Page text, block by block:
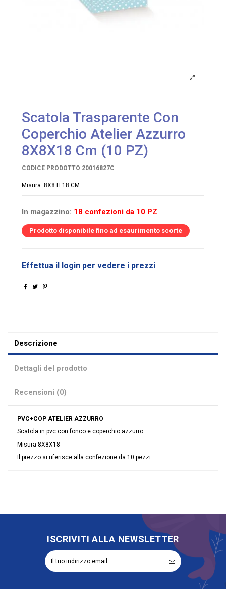
Scatola Trasparente Con
Coperchio Atelier Azzurro
8X8X18 Cm (10 PZ)
CODICE PRODOTTO 20016827C
Misura: 8X8 H 18 CM
In magazzino: 18 confezioni da 10 PZ
Prodotto disponibile fino ad esaurimento scorte
Effettua il login per vedere i prezzi
Descrizione
Dettagli del prodotto
Recensioni (0)
PVC+COP ATELIER AZZURRO
Scatola in pvc con fonco e coperchio azzurro
Misura 8X8X18
Il prezzo si riferisce alla confezione da 10 pezzi
Riordinabile No
ISCRIVITI ALLA NEWSLETTER